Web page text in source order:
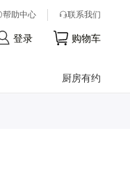
帮助中心 联系我们
登录 购物车
厨房有约